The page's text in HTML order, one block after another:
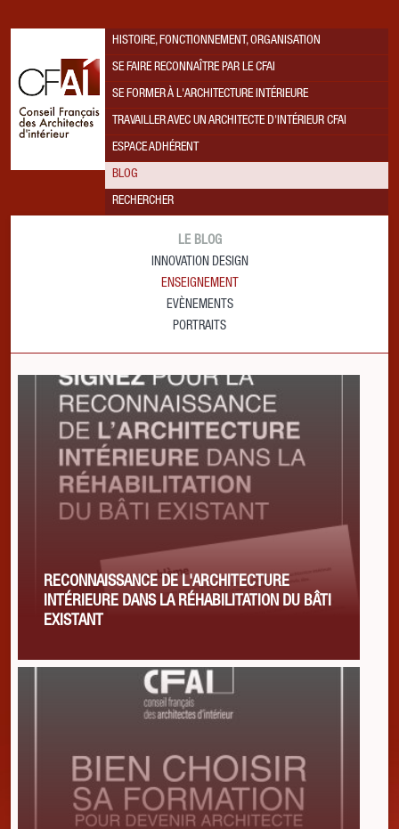
HISTOIRE, FONCTIONNEMENT, ORGANISATION
SE FAIRE RECONNAÎTRE PAR LE CFAI
SE FORMER À L'ARCHITECTURE INTÉRIEURE
TRAVAILLER AVEC UN ARCHITECTE D'INTÉRIEUR CFAI
ESPACE ADHÉRENT
BLOG
RECHERCHER
LE BLOG
INNOVATION DESIGN
ENSEIGNEMENT
EVÈNEMENTS
PORTRAITS
RECONNAISSANCE DE L'ARCHITECTURE
INTÉRIEURE DANS LA RÉHABILITATION DU BÂTI
EXISTANT